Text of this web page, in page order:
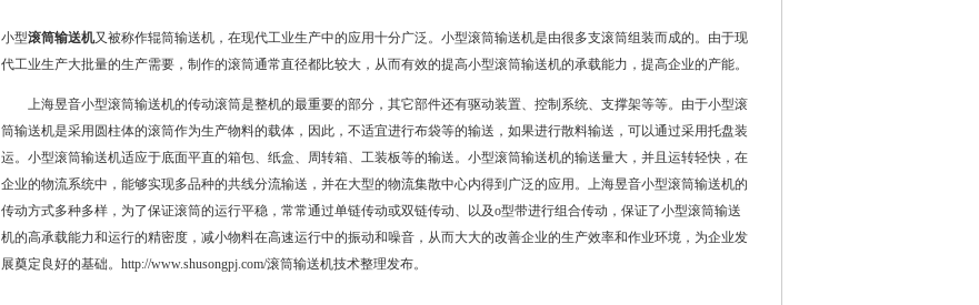
小型滚筒输送机又被称作辊筒输送机，在现代工业生产中的应用十分广泛。小型滚筒输送机是由很多支滚筒组装而成的。由于现
代工业生产大批量的生产需要，制作的滚筒通常直径都比较大，从而有效的提高小型滚筒输送机的承载能力，提高企业的产能。
上海昱音小型滚筒输送机的传动滚筒是整机的最重要的部分，其它部件还有驱动装置、控制系统、 支撑架等等。由于小型滚
筒输送机是采用圆柱体的滚筒作为生产物料的载体，因此，不适宜进行布袋等的输送，如果进行散料输送，可以通过采用托盘装
运。小型滚筒输送机适应于底面平直的箱包、纸盒、周转箱、工装板等的输送。小型滚筒输送机的输送量大，并且运转轻快，在
企业的物流系统中，能够实现多品种的共线分流输送，并在大型的物流集散中心内得到广泛的应用。上海昱音小型滚筒输送机的
传动方式多种多样，为了保证滚筒的运行平稳，常常通过单链传动或双链传动、以及o型带进行组合传动，保证了小型滚筒输送
机的高承载能力和运行的精密度，减小物料在高速运行中的振动和噪音，从而大大的改善企业的生产效率和作业环境，为企业发
展奠定良好的基础。 http://www.shusongpj.com/滚筒输送机技术整理发布。